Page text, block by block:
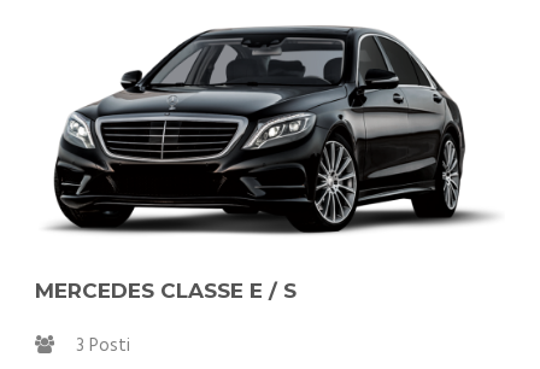
MERCEDES CLASSE E / S
3 Posti